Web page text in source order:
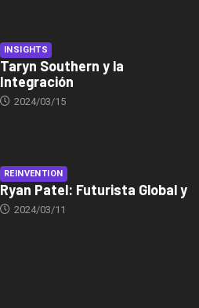
INSIGHTS
Taryn Southern y la
Integración
2024/03/15
REINVENTION
Ryan Patel: Futurista Global y
2024/03/11